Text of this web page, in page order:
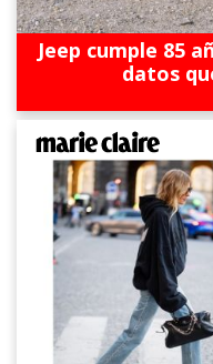
Jeep cumple 85
datos